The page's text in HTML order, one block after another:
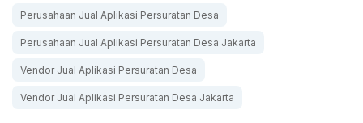
Perusahaan Jual Aplikasi Persuratan Desa
Perusahaan Jual Aplikasi Persuratan Desa Jakarta
Vendor Jual Aplikasi Persuratan Desa
Vendor Jual Aplikasi Persuratan Desa Jakarta